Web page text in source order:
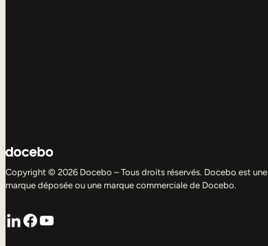
Copyright © 2026 Docebo – Tous droits réservés. Docebo est une
marque déposée ou une marque commerciale de Docebo.
LinkedIn
Facebook
YouTube